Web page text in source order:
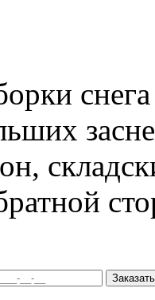
Заказать